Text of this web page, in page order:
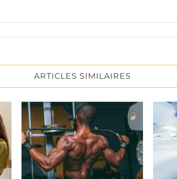
ARTICLES SIMILAIRES